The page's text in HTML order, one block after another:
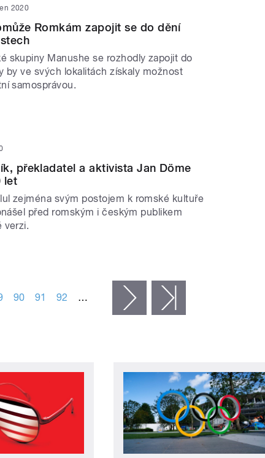
2020
Romkám zapojit se do dění
skupiny Manushe se rozhodly zapojit do
by ve svých lokalitách získaly možnost
samosprávou.
překladatel a aktivista Jan Döme
let
zejména svým postojem k romské kultuře
před romským i českým publikem
verzi.
90 91 92 … následující ›